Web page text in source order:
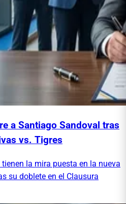
a Santiago Sandoval tras
vs. Tigres
la mira puesta en la nueva
su doblete en el Clausura